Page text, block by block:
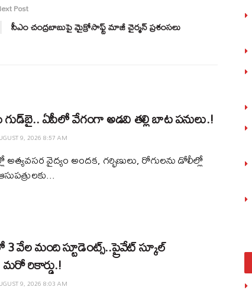
Post
సీఎం చంద్రబాబుపై మైక్రోసాఫ్ట్‌ మాజీ చైర్మన్‌ ప్రశంసలు
గుడ్‌బై.. ఏపీలో వేగంగా అడవి తల్లి బాట పనులు.!
9, 2026 8:57 AM
అత్యవసర వైద్యం అందక, గర్భిణులు, రోగులను డోలీల్లో
వేల మంది స్టూడెంట్స్‌..ప్రైవేట్‌ స్కూల్‌
రికార్డు.!
9, 2026 8:03 AM